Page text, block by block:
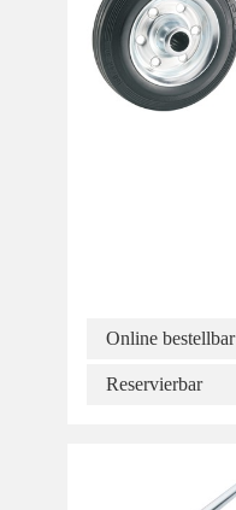
Online bestellbar
Reservierbar